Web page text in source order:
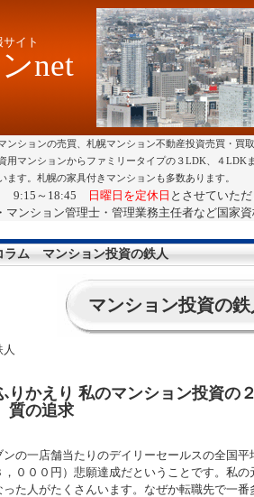
イト
net
ンションの売買、札幌マンション不動産投資売買・買
用マンションからファミリータイプの３LDK、４LDK
ます。札幌の家具付きマンションも多数あります。
9:15～18:45 日曜日を定休日 とさせていただ
マンション管理士・管理業務主任者など国家
ラム マンション投資の鉄人
マンション投資の鉄
りかえり 私のマンション投資の
質の追求
ンの一店舗当たりのデイリーセールスの全国
０００円）悲願達成だということです。私
た人がたくさんいます。なぜか転職先で一番